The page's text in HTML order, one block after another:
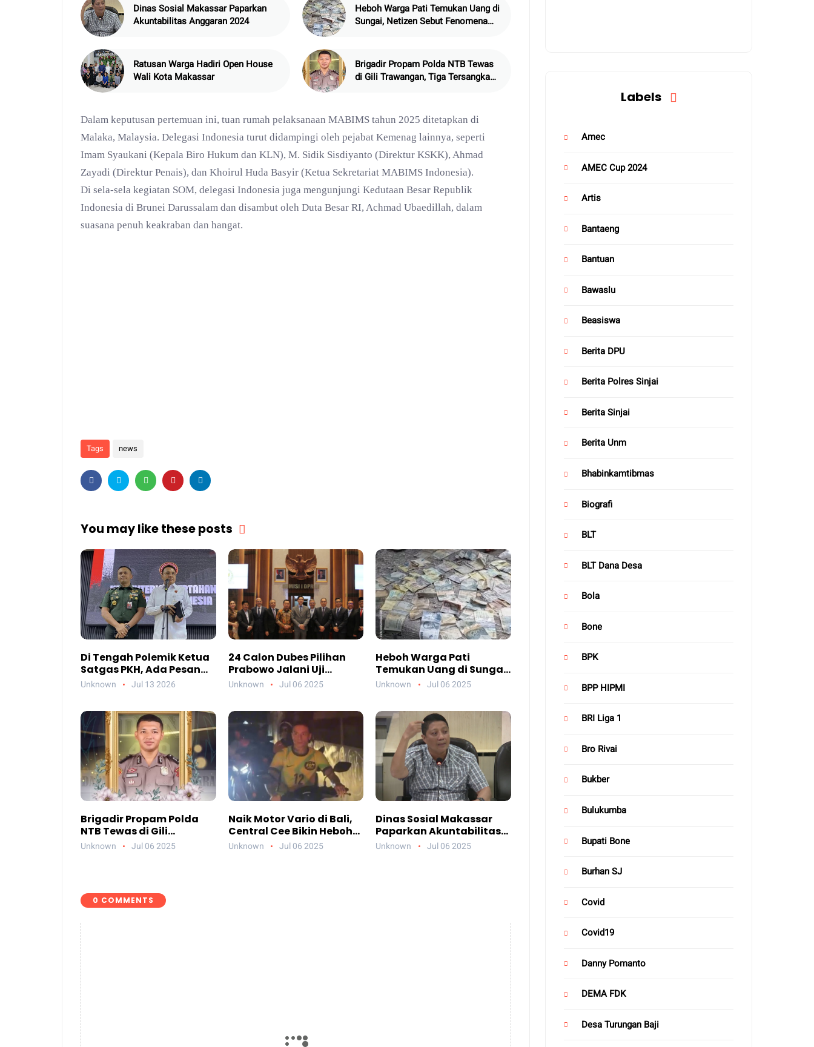
Dinas Sosial Makassar Paparkan
Akuntabilitas Anggaran 2024
Heboh Warga Pati Temukan Uang di
Sungai, Netizen Sebut Fenomena
Ratusan Warga Hadiri Open House
Wali Kota Makassar
Brigadir Propam Polda NTB Tewas
di Gili Trawangan, Tiga Tersangka
Dalam keputusan pertemuan ini, tuan rumah pelaksanaan MABIMS tahun 2025 ditetapkan di
Malaka, Malaysia. Delegasi Indonesia turut didampingi oleh pejabat Kemenag lainnya, seperti
Imam Syaukani (Kepala Biro Hukum dan KLN), M. Sidik Sisdiyanto (Direktur KSKK), Ahmad
Zayadi (Direktur Penais), dan Khoirul Huda Basyir (Ketua Sekretariat MABIMS Indonesia).
Di sela-sela kegiatan SOM, delegasi Indonesia juga mengunjungi Kedutaan Besar Republik
Indonesia di Brunei Darussalam dan disambut oleh Duta Besar RI, Achmad Ubaedillah, dalam
suasana penuh keakraban dan hangat.
Tags news
You may like these posts
Di Tengah Polemik Ketua
Satgas PKH, Ada Pesan
Penting yang Ditegaskan
Unknown Jul 13 2026
24 Calon Dubes Pilihan
Prabowo Jalani Uji
Kelayakan DPR, Siapa
Unknown Jul 06 2025
Heboh Warga Pati
Temukan Uang di Sungai,
Netizen Sebut Fenomena
Unknown Jul 06 2025
Brigadir Propam Polda
NTB Tewas di Gili
Trawangan, Tiga
Unknown Jul 06 2025
Naik Motor Vario di Bali,
Central Cee Bikin Heboh
Netizen Jelang Konser di
Unknown Jul 06 2025
Dinas Sosial Makassar
Paparkan Akuntabilitas
Anggaran 2024
Unknown Jul 06 2025
0 COMMENTS
Labels
Amec
AMEC Cup 2024
Artis
Bantaeng
Bantuan
Bawaslu
Beasiswa
Berita DPU
Berita Polres Sinjai
Berita Sinjai
Berita Unm
Bhabinkamtibmas
Biografi
BLT
BLT Dana Desa
Bola
Bone
BPK
BPP HIPMI
BRI Liga 1
Bro Rivai
Bukber
Bulukumba
Bupati Bone
Burhan SJ
Covid
Covid19
Danny Pomanto
DEMA FDK
Desa Turungan Baji